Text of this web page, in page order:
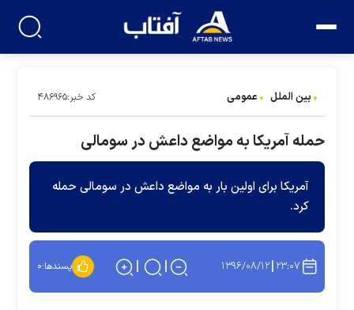
بین الملل عمومی کد خبر:۴۸۶۹۶۵
حمله آمریکا به مواضع داعش در سومالی
آمریکا برای اولین بار به مواضع داعش در سومالی حمله
کرد.
۲۳:۰۷ ۱۳۹۶/۰۸/۱۲ پسندها:۰